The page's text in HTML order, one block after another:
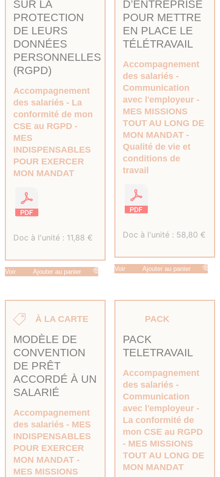
SUR LA
PROTECTION
DE LEURS
DONNÉES
PERSONNELLES
(RGPD)
Accompagnement
des salariés
La
conformité de mon
CSE au RGPD
MES
INDISPENSABLES
POUR EXERCER
MON MANDAT
Doc à l'unité : 11,88 €
Voir Ajouter au panier
D’ENTREPRISE
POUR METTRE
EN PLACE LE
TÉLÉTRAVAIL
Accompagnement
des salariés
Communication
avec l'employeur
MES MISSIONS
TOUT AU LONG DE
MON MANDAT
Qualité de vie et
conditions de
travail
Doc à l'unité : 58,80 €
Voir Ajouter au panier
À LA CARTE
MODÈLE DE
CONVENTION
DE PRÊT
ACCORDÉ À UN
SALARIÉ
Accompagnement
des salariés
MES
INDISPENSABLES
POUR EXERCER
MON MANDAT
MES MISSIONS
PACK
PACK
TELETRAVAIL
Accompagnement
des salariés
Communication
avec l'employeur
La conformité de
mon CSE au RGPD
MES MISSIONS
TOUT AU LONG DE
MON MANDAT